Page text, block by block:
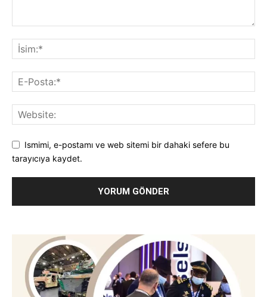
Ismimi, e-postamı ve web sitemi bir dahaki sefere bu
tarayıcıya kaydet.